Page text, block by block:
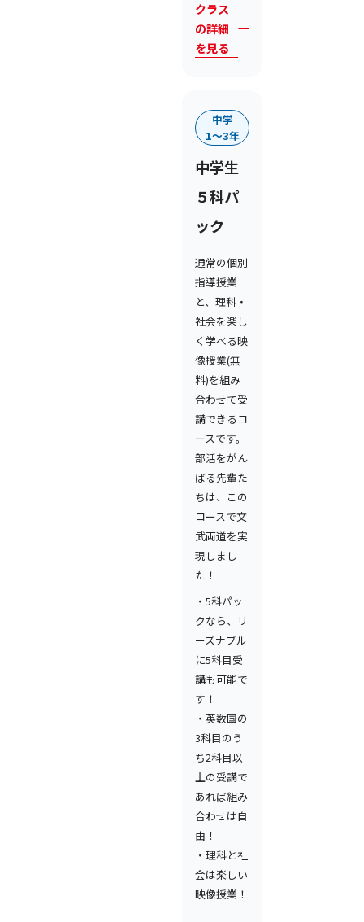
クラス
の詳細
を見る
中学
1〜3年
中学生
５科パ
ック
通常の個別
指導授業
と、理科・
社会を楽し
く学べる映
像授業(無
料)を組み
合わせて受
講できるコ
ースです。
部活をがん
ばる先輩た
ちは、この
コースで文
武両道を実
現しまし
た！
・5科パッ
クなら、リ
ーズナブル
に5科目受
講も可能で
す！
・英数国の
3科目のう
ち2科目以
上の受講で
あれば組み
合わせは自
由！
・理科と社
会は楽しい
映像授業！